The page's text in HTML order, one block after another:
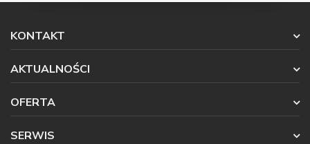
KONTAKT
AKTUALNOŚCI
OFERTA
SERWIS